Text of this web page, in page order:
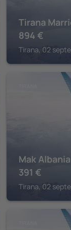
Tirana
894 €
Tirana, 02
Mak
391 €
Tirana, 02